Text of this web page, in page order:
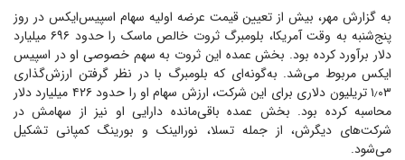
به گزارش مهر، بیش از تعیین قیمت عرضه اولیه سهام اسپیس‌ایکس در روز
پنج‌شنبه به وقت آمریکا، بلومبرگ ثروت خالص ماسک را حدود ۶۹۶ میلیارد
دلار برآورد کرده بود. بخش عمده این ثروت به سهم خصوصی او در اسپیس
ایکس مربوط می‌شد. به‌گونه‌ای که بلومبرگ با در نظر گرفتن ارزش‌گذاری
۱٫۰۳ تریلیون دلاری برای این شرکت، ارزش سهام او را حدود ۴۲۶ میلیارد دلار
محاسبه کرده بود. بخش عمده باقی‌مانده دارایی او نیز از سهامش در
شرکت‌های دیگرش، از جمله تسلا، نورالینک و بورینگ کمپانی تشکیل
می‌شود.